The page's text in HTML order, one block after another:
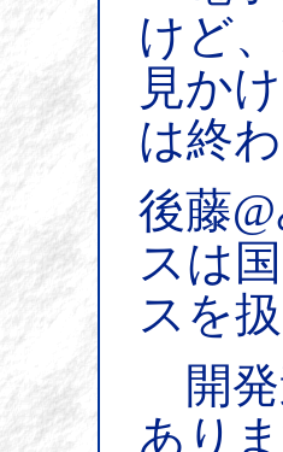
けど
見か
は終
後藤
スは
スを
開発
あり